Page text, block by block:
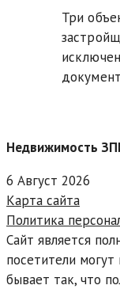
Три
Недвижимость
6 Август 2026
Карта сайта
Политика
Сайт является
посетители
бывает так, что